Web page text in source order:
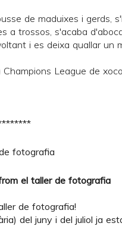
de maduixes i gerds,
a trossos, s'acaba
i es deixa quallar un
Champions League de
el taller de fotografia
de fotografia!
del juny i del juliol ja